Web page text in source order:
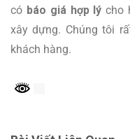
có báo giá hợp lý cho
xây dựng. Chúng tôi
khách hàng.